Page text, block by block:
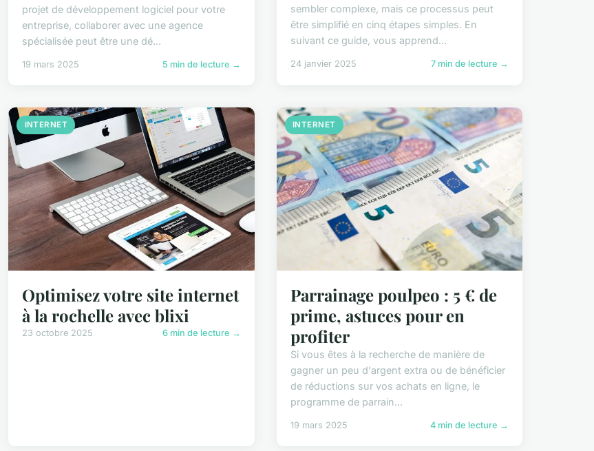
projet de développement logiciel pour votre
entreprise, collaborer avec une agence
spécialisée peut être une dé...
19 mars 2025 5 min de lecture →
sembler complexe, mais ce processus peut
être simplifié en cinq étapes simples. En
suivant ce guide, vous apprend...
24 janvier 2025 7 min de lecture →
INTERNET
Optimisez votre site internet
à la rochelle avec blixi
23 octobre 2025 6 min de lecture →
INTERNET
Parrainage poulpeo : 5 € de
prime, astuces pour en
profiter
Si vous êtes à la recherche de manière de
gagner un peu d'argent extra ou de bénéficier
de réductions sur vos achats en ligne, le
programme de parrain...
19 mars 2025 4 min de lecture →